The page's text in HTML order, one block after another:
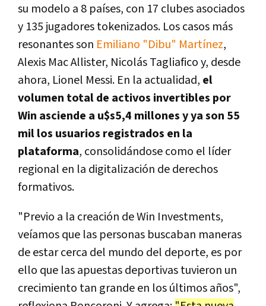
su modelo a 8 países, con 17 clubes asociados
y 135 jugadores tokenizados. Los casos más
resonantes son Emiliano "Dibu" Martínez,
Alexis Mac Allister, Nicolás Tagliafico y, desde
ahora, Lionel Messi. En la actualidad, el
volumen total de activos invertibles por
Win asciende a u$s5,4 millones y ya son 55
mil los usuarios registrados en la
plataforma, consolidándose como el líder
regional en la digitalización de derechos
formativos.
"Previo a la creación de Win Investments,
veíamos que las personas buscaban maneras
de estar cerca del mundo del deporte, es por
ello que las apuestas deportivas tuvieron un
crecimiento tan grande en los últimos años",